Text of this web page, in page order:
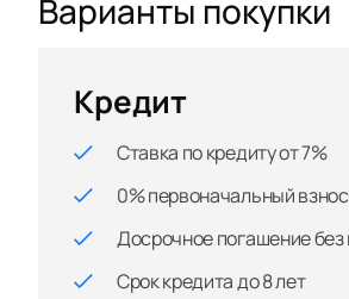
Варианты покупки
Кредит
Ставка по кредиту от 7%
0% первоначальный взнос
Досрочное погашение
Срок кредита до 8 лет